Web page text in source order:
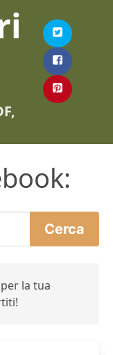
la tua